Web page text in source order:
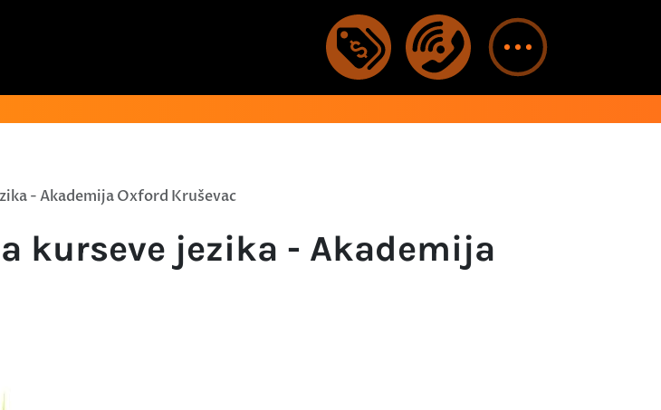
- Akademija Oxford Kruševac
kurseve jezika - Akademija